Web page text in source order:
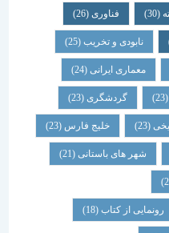
فناوری (26)
و تخریب(25)
ایرانی(24)
گردشگری (23)
خلیج فارس(23)
های باستانی (21)
از کتاب (18)